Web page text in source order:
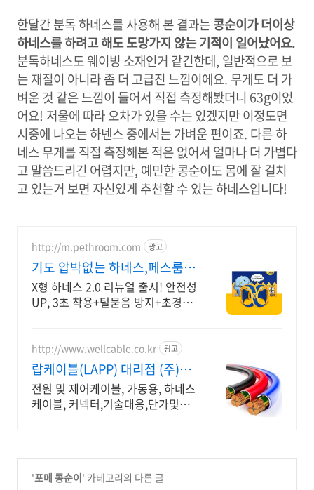
한달간 분독 하네스를 사용해 본 결과는콩순이가 더이상
하네스를 하려고 해도 도망가지 않는 기적이 일어났어요.
분독하네스도 웨이빙 소재인거 같긴한데, 일반적으로 보
는 재질이 아니라 좀 더 고급진 느낌이에요. 무게도 더 가
벼운 것 같은 느낌이 들어서 직접 측정해봤더니 63g이었
어요! 저울에 따라 오차가 있을 수는 있겠지만 이정도면
시중에 나오는 하넨스 중에서는 가벼운 편이죠. 다른 하
네스 무게를 직접 측정해본 적은 없어서 얼마나 더 가볍다
고 말씀드리긴 어렵지만, 예민한 콩순이도 몸에 잘 걸치
고 있는거 보면 자신있게 추천할 수 있는 하네스입니다!
http://m.pethroom.com 광고
기도 압박없는 하네스,페스룸 구
독 시 평생 VIP 할인가
X형 하네스 2.0 리뉴얼 출시! 안전성
UP, 3초 착용+털묻음 방지+초경량
정!
http://www.wellcable.co.kr 광고
랍케이블(LAPP) 대리점 (주)굳
웰
전원 및 제어케이블, 가동용, 하네스
케이블, 커넥터,기술대응,단가및재
'포메 콩순이' 카테고리의 다른 글